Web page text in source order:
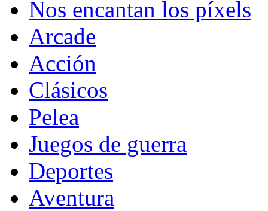
Nos encantan los píxels
Arcade
Acción
Clásicos
Pelea
Juegos de guerra
Deportes
Aventura